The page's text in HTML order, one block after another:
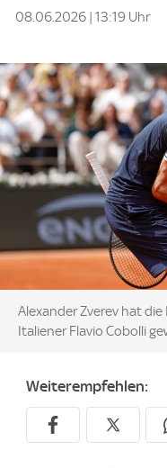
08.06.2026 | 13:19 Uhr
Image:
Alexander Zverev hat
Italiener Flavio Cobolli
Weiterempfehlen: